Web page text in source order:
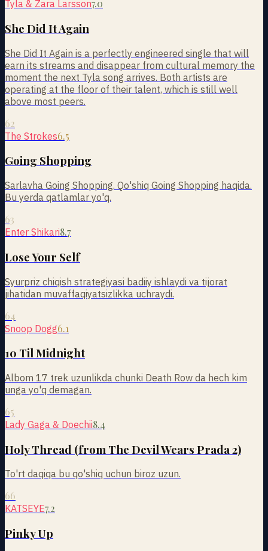
Tyla & Zara Larsson7.0
She Did It Again
She Did It Again is a perfectly engineered single that will
earn its streams and disappear from cultural memory the
moment the next Tyla song arrives. Both artists are
operating at the floor of their talent, which is still well
above most peers.
62
The Strokes6.5
Going Shopping
Sarlavha Going Shopping. Qo'shiq Going Shopping haqida.
Bu yerda qatlamlar yo'q.
63
Enter Shikari8.7
Lose Your Self
Syurpriz chiqish strategiyasi badiiy ishlaydi va tijorat
jihatidan muvaffaqiyatsizlikka uchraydi.
64
Snoop Dogg6.1
10 Til Midnight
Albom 17 trek uzunlikda chunki Death Row da hech kim
unga yo'q demagan.
65
Lady Gaga & Doechii8.4
Holy Thread (from The Devil Wears Prada 2)
To'rt daqiqa bu qo'shiq uchun biroz uzun.
66
KATSEYE7.2
Pinky Up